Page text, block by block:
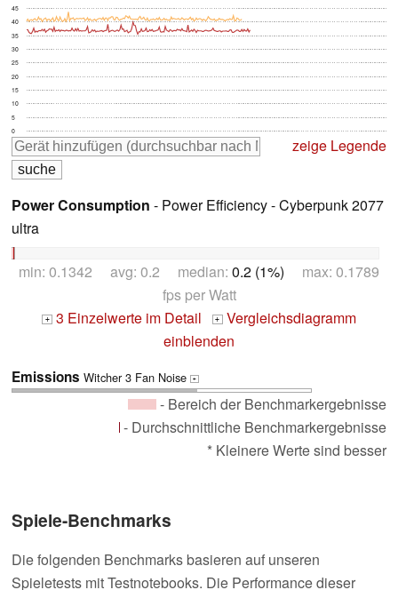
0
5
10
15
20
25
30
35
40
45
zeige Legende
Power Consumption - Power Efficiency - Cyberpunk 2077
ultra
min: 0.1342 avg: 0.2 median: 0.2 (1%) max: 0.1789
fps per Watt
+ 3 Einzelwerte im Detail + Vergleichsdiagramm
einblenden
Emissions Witcher 3 Fan Noise +
- Bereich der Benchmarkergebnisse
- Durchschnittliche Benchmarkergebnisse
* Kleinere Werte sind besser
Spiele-Benchmarks
Die folgenden Benchmarks basieren auf unseren
Spieletests mit Testnotebooks. Die Performance dieser